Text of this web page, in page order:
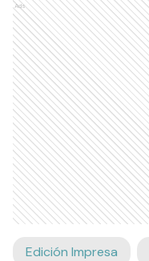
Ads
Edición Impresa